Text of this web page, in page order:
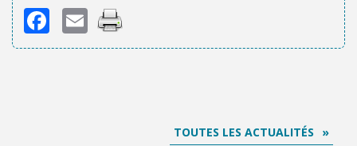
Facebook
Email
TOUTES LES ACTUALITÉS